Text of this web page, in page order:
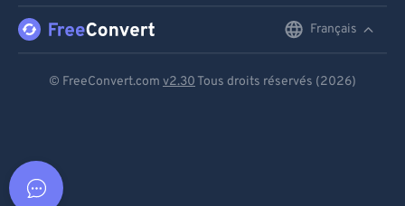
Français
© FreeConvert.com v2.30 Tous droits réservés (2026)